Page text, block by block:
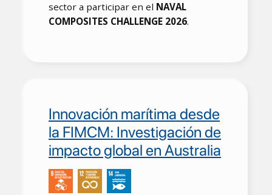
sector a participar en el NAVAL
COMPOSITES CHALLENGE 2026.
Innovación marítima desde
la FIMCM: Investigación de
impacto global en Australia